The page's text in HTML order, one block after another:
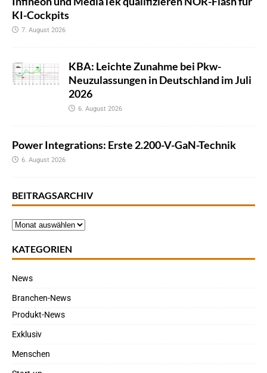
KI-Cockpits
7. August 2026
KBA: Leichte Zunahme bei Pkw-
Neuzulassungen in Deutschland im Juli
2026
6. August 2026
Power Integrations: Erste 2.200-V-GaN-Technik
6. August 2026
BEITRAGSARCHIV
KATEGORIEN
News
Branchen-News
Produkt-News
Exklusiv
Menschen